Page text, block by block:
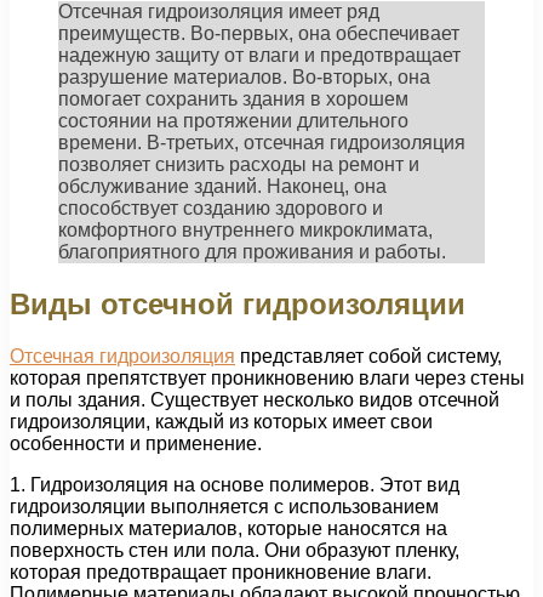
Отсечная гидроизоляция имеет ряд
преимуществ. Во-первых, она обеспечивает
надежную защиту от влаги и предотвращает
разрушение материалов. Во-вторых, она
помогает сохранить здания в хорошем
состоянии на протяжении длительного
времени. В-третьих, отсечная гидроизоляция
позволяет снизить расходы на ремонт и
обслуживание зданий. Наконец, она
способствует созданию здорового и
комфортного внутреннего микроклимата,
благоприятного для проживания и работы.
Виды отсечной гидроизоляции
Отсечная гидроизоляция представляет собой систему,
которая препятствует проникновению влаги через стены
и полы здания. Существует несколько видов отсечной
гидроизоляции, каждый из которых имеет свои
особенности и применение.
1. Гидроизоляция на основе полимеров. Этот вид
гидроизоляции выполняется с использованием
полимерных материалов, которые наносятся на
поверхность стен или пола. Они образуют пленку,
которая предотвращает проникновение влаги.